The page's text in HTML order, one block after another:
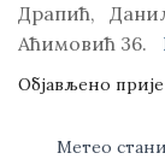
Драпић,
Аћимовић 36.
Објављено прије
Метео